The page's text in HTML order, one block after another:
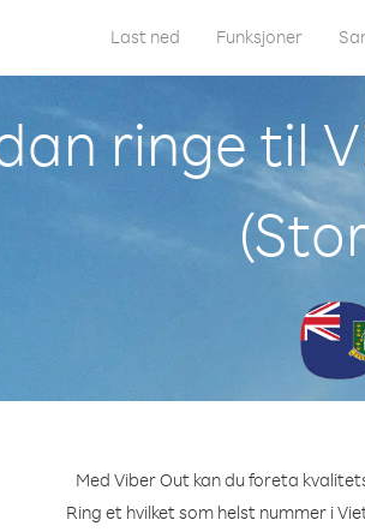
Last ned Funksjoner
ringe til
Med Viber Out kan du foreta
Ring et hvilket som helst nummer i